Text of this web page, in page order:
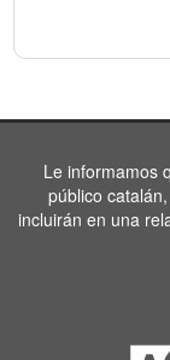
Le informamos
público
incluirán en una